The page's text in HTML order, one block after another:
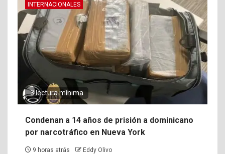
INTERNACIONALES
3 lectura mínima
Condenan a 14 años de prisión a dominicano
por narcotráfico en Nueva York
9 horas atrás Eddy Olivo